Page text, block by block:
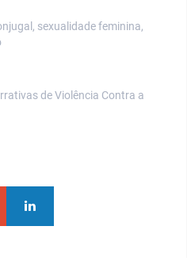
sexualidade feminina,
de Violência Contra a